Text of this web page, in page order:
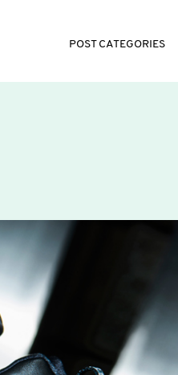
POST CATEGORIES